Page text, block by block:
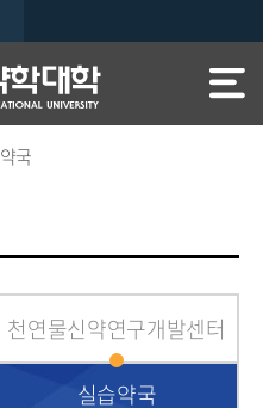
국
천연물신약연구개발센터
실습약국